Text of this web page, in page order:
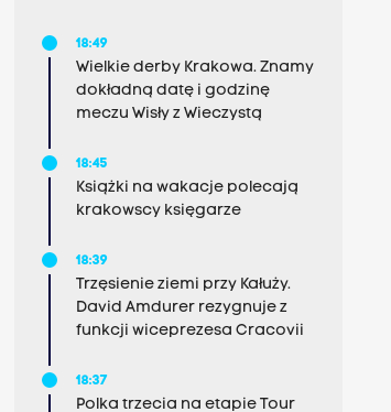
18:49
Wielkie derby Krakowa. Znamy
dokładną datę i godzinę
meczu Wisły z Wieczystą
18:45
Książki na wakacje polecają
krakowscy księgarze
18:39
Trzęsienie ziemi przy Kałuży.
David Amdurer rezygnuje z
funkcji wiceprezesa Cracovii
18:37
Polka trzecia na etapie Tour